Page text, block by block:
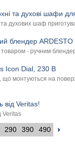
та духові шафи
духових шаф
блендер
- ручним
Icon Dial, 230 В
монтуються на
від Veritas!
Veritas
290 390 490